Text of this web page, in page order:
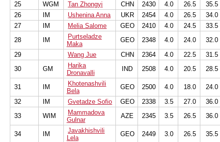
25
WGM Tan Zhongyi CHN 2430 4.0 26.5
35.5
26
IM Ushenina Anna UKR 2454 4.0 26.5
34.0
27
IM Melia Salome GEO 2410 4.0 24.5
33.5
28
IM
Purtseladze
Maka
GEO 2348 4.0 24.0
32.0
29
Wang Jue CHN 2364 4.0 22.5
31.5
30
GM
Harika
Dronavalli
IND 2508 4.0 20.5 28.5
31 IM
Khotenashvili
Bela
GEO 2500 4.0 18.0
24.0
32
IM Gvetadze Sofio GEO 2338 3.5 27.0
36.0
33
WIM
Mammadova
Gulnar
AZE 2345 3.5 26.5 36.0
34 IM
Javakhishvili
Lela
GEO 2449 3.0 26.5
35.5